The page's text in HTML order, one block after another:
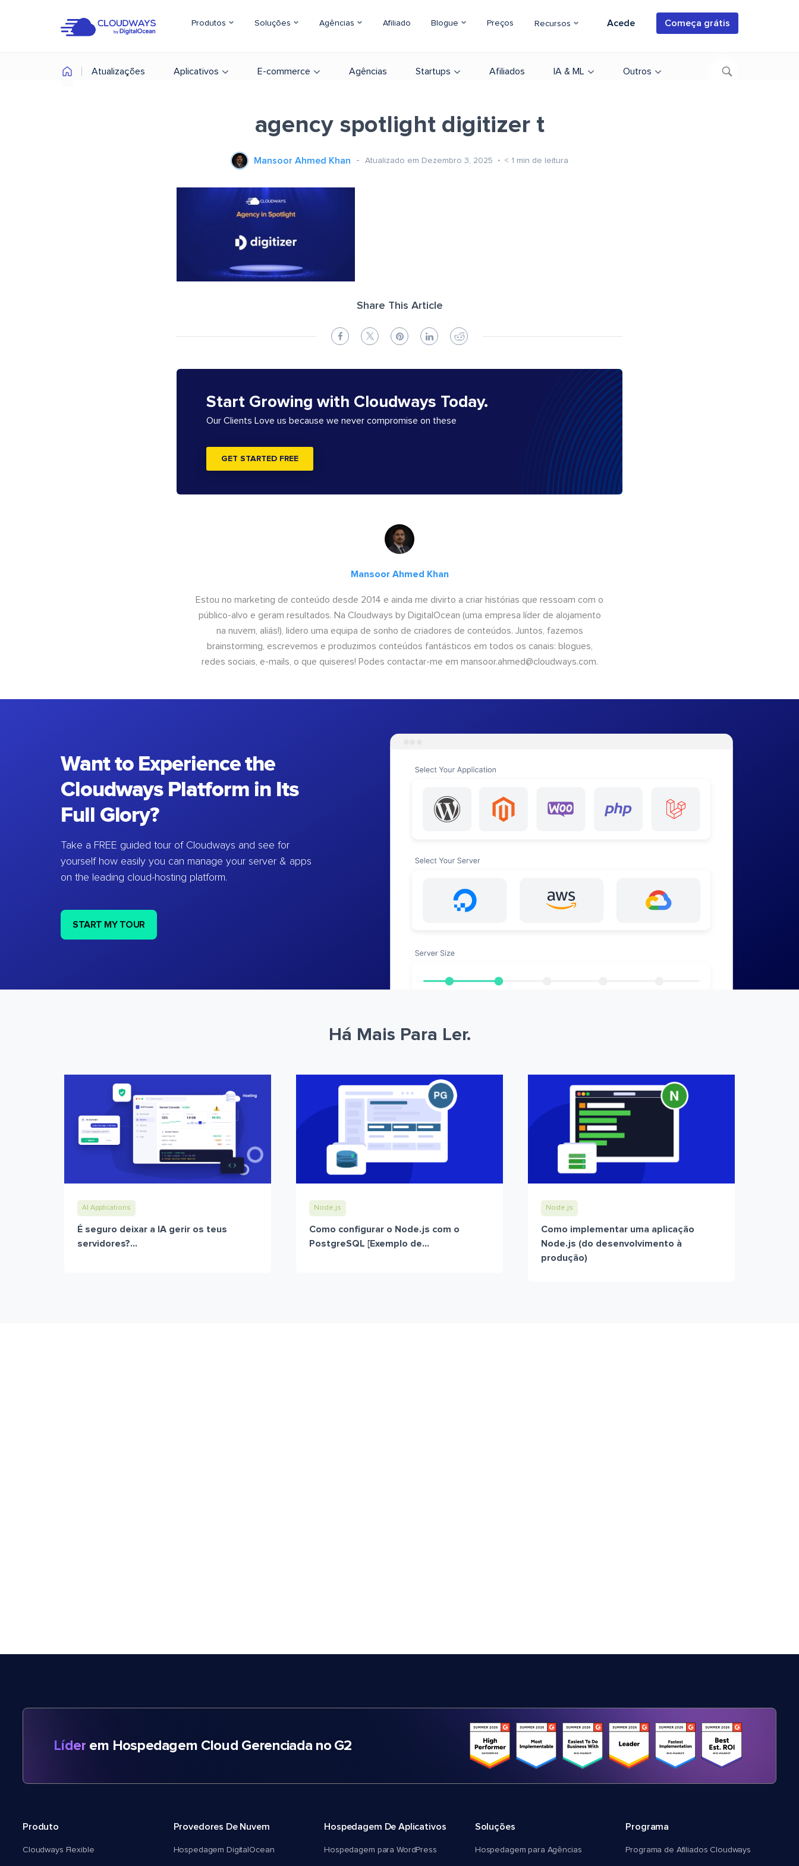
Produtos Soluções Agências Afiliado Blogue Preços Recursos Acede Começa grátis
Atualizações Aplicativos E-commerce Agências Startups Afiliados IA & ML Outros
agency spotlight digitizer t
Mansoor Ahmed Khan Atualizado em Dezembro 3, 2025 < 1 min de leitura
Share This Article
Start Growing with Cloudways Today.
Our Clients Love us because we never compromise on these
GET STARTED FREE
Mansoor Ahmed Khan
Estou no marketing de conteúdo desde 2014 e ainda me divirto a criar histórias que ressoam com o
público-alvo e geram resultados. Na Cloudways by DigitalOcean (uma empresa líder de alojamento
na nuvem, aliás!), lidero uma equipa de sonho de criadores de conteúdos. Juntos, fazemos
brainstorming, escrevemos e produzimos conteúdos fantásticos em todos os canais: blogues,
redes sociais, e-mails, o que quiseres! Podes contactar-me em mansoor.ahmed@cloudways.com.
Want to Experience the
Cloudways Platform in Its
Full Glory?
Take a FREE guided tour of Cloudways and see for
yourself how easily you can manage your server & apps
on the leading cloud-hosting platform.
START MY TOUR
Há Mais Para Ler.
AI Applications
É seguro deixar a IA gerir os teus
servidores?...
Node.js
Como configurar o Node.js com o
PostgreSQL [Exemplo de...
Node.js
Como implementar uma aplicação
Node.js (do desenvolvimento à
produção)
Líder em Hospedagem Cloud Gerenciada no G2
Produto
Cloudways Flexible
Provedores De Nuvem
Hospedagem DigitalOcean
Hospedagem De Aplicativos
Hospedagem para WordPress
Soluções
Hospedagem para Agências
Programa
Programa de Afiliados Cloudways